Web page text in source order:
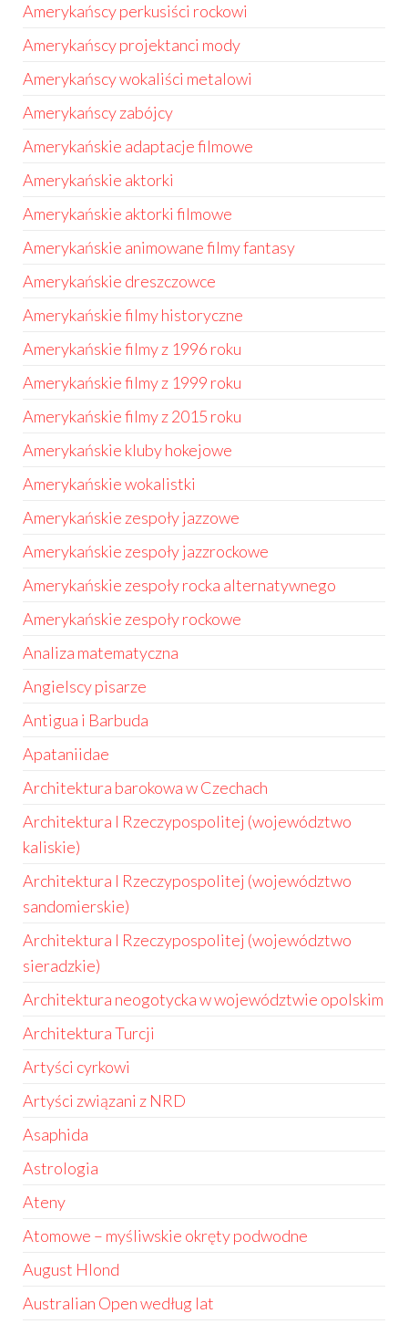
Amerykańscy perkusiści rockowi
Amerykańscy projektanci mody
Amerykańscy wokaliści metalowi
Amerykańscy zabójcy
Amerykańskie adaptacje filmowe
Amerykańskie aktorki
Amerykańskie aktorki filmowe
Amerykańskie animowane filmy fantasy
Amerykańskie dreszczowce
Amerykańskie filmy historyczne
Amerykańskie filmy z 1996 roku
Amerykańskie filmy z 1999 roku
Amerykańskie filmy z 2015 roku
Amerykańskie kluby hokejowe
Amerykańskie wokalistki
Amerykańskie zespoły jazzowe
Amerykańskie zespoły jazzrockowe
Amerykańskie zespoły rocka alternatywnego
Amerykańskie zespoły rockowe
Analiza matematyczna
Angielscy pisarze
Antigua i Barbuda
Apataniidae
Architektura barokowa w Czechach
Architektura I Rzeczypospolitej (województwo
kaliskie)
Architektura I Rzeczypospolitej (województwo
sandomierskie)
Architektura I Rzeczypospolitej (województwo
sieradzkie)
Architektura neogotycka w województwie opolskim
Architektura Turcji
Artyści cyrkowi
Artyści związani z NRD
Asaphida
Astrologia
Ateny
Atomowe – myśliwskie okręty podwodne
August Hlond
Australian Open według lat